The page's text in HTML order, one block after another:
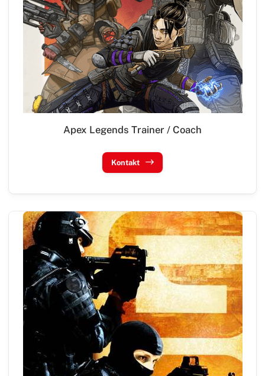
Apex Legends Trainer / Coach
Kontakt